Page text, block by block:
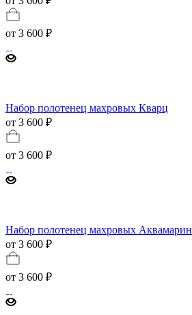
от 3 600 ₽
Набор полотенец махровых Кварц
от 3 600 ₽
от 3 600 ₽
Набор полотенец махровых Аквамарин
от 3 600 ₽
от 3 600 ₽